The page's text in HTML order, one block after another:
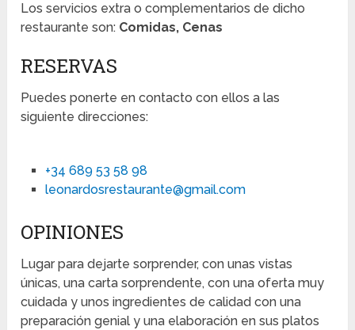
Los servicios extra o complementarios de dicho
restaurante son: Comidas, Cenas
RESERVAS
Puedes ponerte en contacto con ellos a las
siguiente direcciones:
+34 689 53 58 98
leonardosrestaurante@gmail.com
OPINIONES
Lugar para dejarte sorprender, con unas vistas
únicas, una carta sorprendente, con una oferta muy
cuidada y unos ingredientes de calidad con una
preparación genial y una elaboración en sus platos